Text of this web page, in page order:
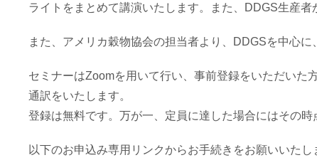
ライトをまとめて講演いたします。また、DDGS生産者
また、アメリカ穀物協会の担当者より、DDGSを中心
セミナーはZoomを用いて行い、事前登録をいただいた
通訳をいたします。
登録は無料です。万が一、定員に達した場合にはその時
以下のお申込み専用リンクからお手続きをお願いいたし